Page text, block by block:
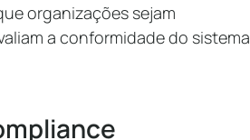
organizações sejam
a conformidade do sistema